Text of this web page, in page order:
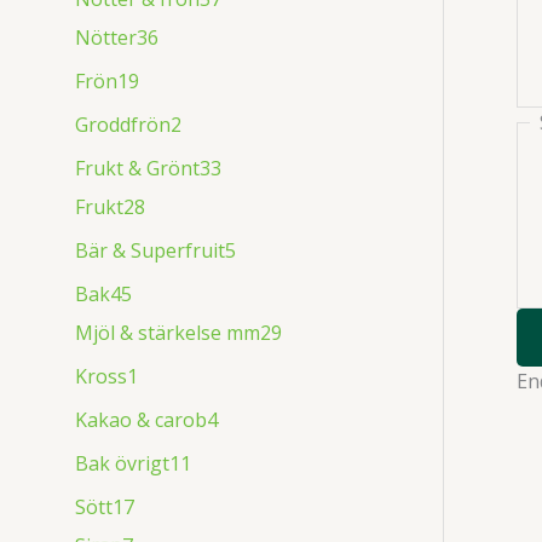
Nötter36
Frön19
Groddfrön2
Frukt & Grönt33
Frukt28
Bär & Superfruit5
Bak45
Mjöl & stärkelse mm29
Kross1
Kakao & carob4
Bak övrigt11
Sött17